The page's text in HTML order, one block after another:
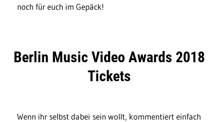
noch für euch im Gepäck!
Berlin Music Video Awards 2018
Tickets
Wenn ihr selbst dabei sein wollt, kommentiert einfach